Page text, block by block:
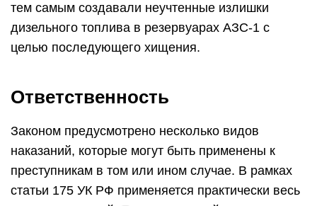
тем самым создавали неучтенные излишки
дизельного топлива в резервуарах АЗС-1 с
целью последующего хищения.
Ответственность
Законом предусмотрено несколько видов
наказаний, которые могут быть применены к
преступникам в том или ином случае. В рамках
статьи 175 УК РФ применяется практически весь